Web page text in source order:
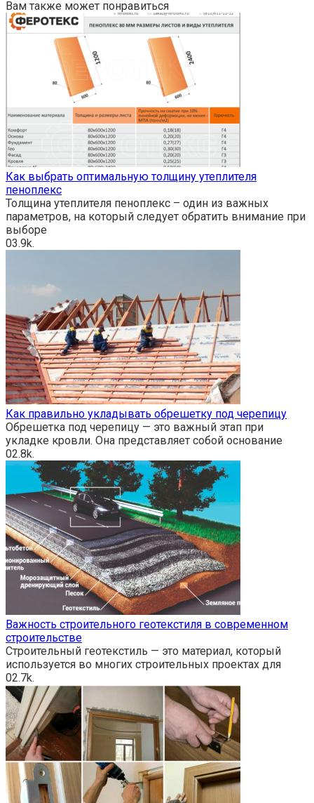
Вам также может понравиться
Как выбрать оптимальную толщину утеплителя
пеноплекс
Толщина утеплителя пеноплекс – один из важных
параметров, на который следует обратить внимание при
выборе
03.9k.
Как правильно укладывать обрешетку под черепицу
Обрешетка под черепицу — это важный этап при
укладке кровли. Она представляет собой основание
02.8k.
Важность строительного геотекстиля в современном
строительстве
Строительный геотекстиль — это материал, который
используется во многих строительных проектах для
02.7k.